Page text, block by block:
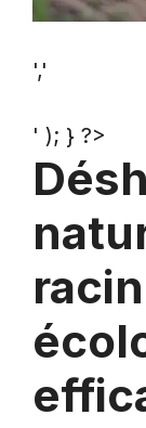
','
' ); } ?>